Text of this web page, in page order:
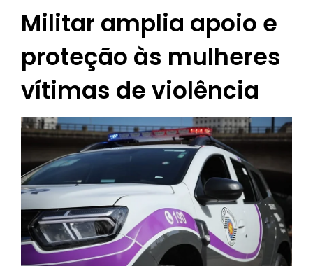
Militar amplia apoio e
proteção às mulheres
vítimas de violência